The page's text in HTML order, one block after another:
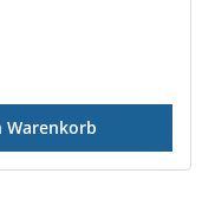
Warenkorb